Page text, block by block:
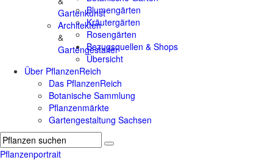
Gartenkunst
Architekten
&
Gartengestalter
Blumengärten
Kräutergärten
Rosengärten
Bezugsquellen & Shops
Übersicht
Über PflanzenReich
Das PflanzenReich
Botanische Sammlung
Pflanzenmärkte
Gartengestaltung Sachsen
Pflanzenportrait